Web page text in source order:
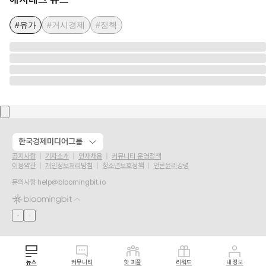
#유가 #거시경제 #정책
한국경제미디어그룹
공지사항 기자소개 인재채용
커뮤니티 운영정책
이용약관
개인정보처리방침 청소년보호정책
언론윤리강령
문의사항 help@bloomingbit.io
뉴스 커뮤니티 핫 피플 리워드 내 정보